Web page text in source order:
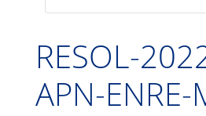
RESOL-
APN-ENRE-